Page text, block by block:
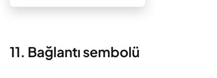
11. Bağlantı sembolü